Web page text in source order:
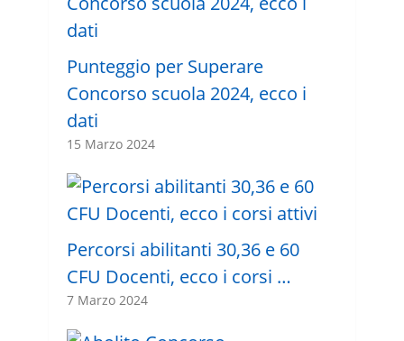
Punteggio per Superare
Concorso scuola 2024, ecco i
dati
15 Marzo 2024
Percorsi abilitanti 30,36 e 60
CFU Docenti, ecco i corsi …
7 Marzo 2024